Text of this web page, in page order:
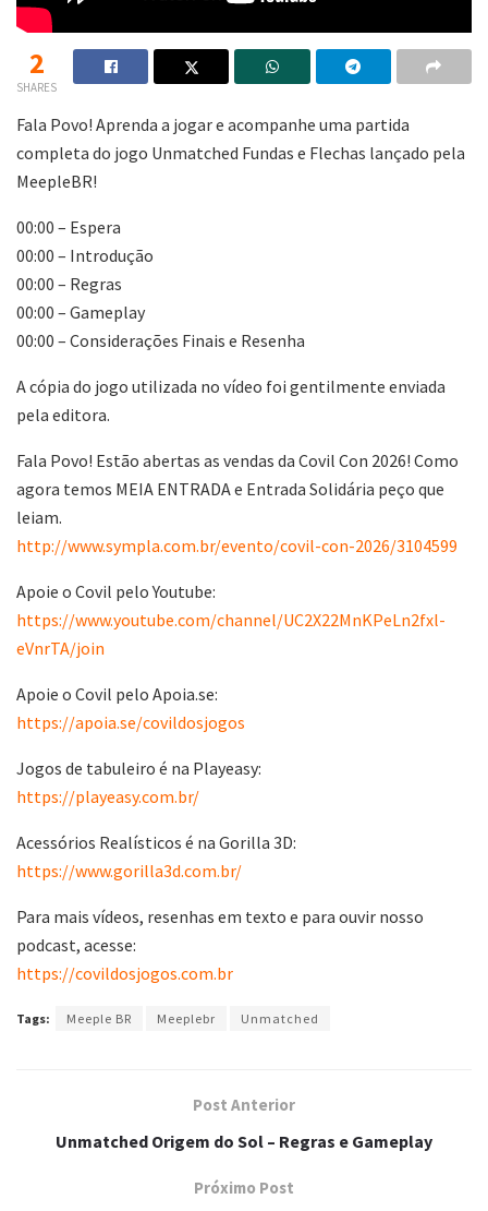
2
SHARES
Fala Povo! Aprenda a jogar e acompanhe uma partida
completa do jogo Unmatched Fundas e Flechas lançado pela
MeepleBR!
00:00 – Espera
00:00 – Introdução
00:00 – Regras
00:00 – Gameplay
00:00 – Considerações Finais e Resenha
A cópia do jogo utilizada no vídeo foi gentilmente enviada
pela editora.
Fala Povo! Estão abertas as vendas da Covil Con 2026! Como
agora temos MEIA ENTRADA e Entrada Solidária peço que
leiam.
http://www.sympla.com.br/evento/covil-con-2026/3104599
Apoie o Covil pelo Youtube:
https://www.youtube.com/channel/UC2X22MnKPeLn2fxl-
eVnrTA/join
Apoie o Covil pelo Apoia.se:
https://apoia.se/covildosjogos
Jogos de tabuleiro é na Playeasy:
https://playeasy.com.br/
Acessórios Realísticos é na Gorilla 3D:
https://www.gorilla3d.com.br/
Para mais vídeos, resenhas em texto e para ouvir nosso
podcast, acesse:
https://covildosjogos.com.br
Tags: Meeple BR Meeplebr Unmatched
Post Anterior
Unmatched Origem do Sol – Regras e Gameplay
Próximo Post